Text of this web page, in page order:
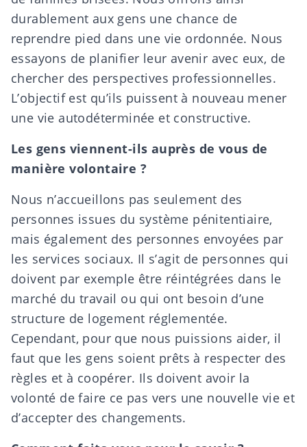
durablement aux gens une chance de
reprendre pied dans une vie ordonnée. Nous
essayons de planifier leur avenir avec eux, de
chercher des perspectives professionnelles.
L’objectif est qu’ils puissent à nouveau mener
une vie autodéterminée et constructive.
Les gens viennent-ils auprès de vous de
manière volontaire ?
Nous n’accueillons pas seulement des
personnes issues du système pénitentiaire,
mais également des personnes envoyées par
les services sociaux. Il s’agit de personnes qui
doivent par exemple être réintégrées dans le
marché du travail ou qui ont besoin d’une
structure de logement réglementée.
Cependant, pour que nous puissions aider, il
faut que les gens soient prêts à respecter des
règles et à coopérer. Ils doivent avoir la
volonté de faire ce pas vers une nouvelle vie et
d’accepter des changements.